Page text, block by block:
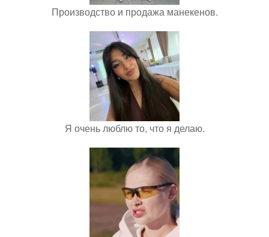
Производство и продажа манекенов.
Я очень люблю то, что я делаю.